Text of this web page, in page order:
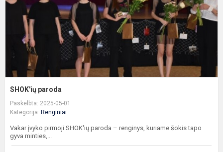
SHOK'ių paroda
Paskelbta: 2025-05-01
Kategorija: Renginiai
Vakar įvyko pirmoji SHOK'ių paroda – renginys, kuriame šokis tapo
gyva minties,...